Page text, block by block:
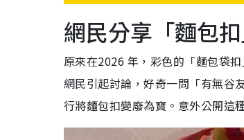
網民分享「麵包
原來在2026 年，彩色的「麵包袋
網民引起討論，好奇一問「有無谷
行將麵包扣變廢為寶。意外公開這